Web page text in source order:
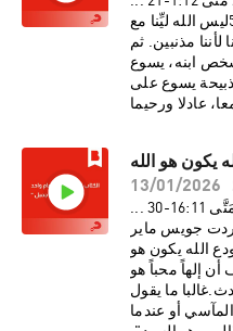
العهد القديم التَّكوينُ 31:‏1-‏55ليس الله ليِّنا مع
لأننا مذنبين. ثم
ابنه، يسوع
ذبيحة يسوع على
13/01/2026
المَزاميرُ 9:‏7-‏12 ... العهد الجديد مَتَّى 11:‏16-‏30 ...
القديم التَّكوينُ 29:‏1-‏30:‏43غردت جويس ماير
الله يكون هو
أن إلهاً محباً هو
ما يقول
أو عندما